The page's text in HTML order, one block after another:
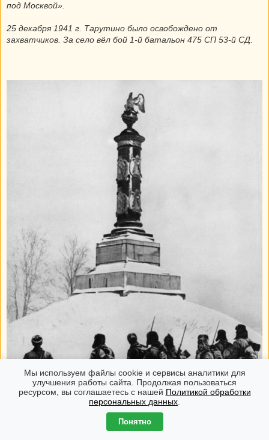
под Москвой».
25 декабря 1941 г. Тарутино было освобождено от
захватчиков. За село вёл бой 1-й батальон 475 СП 53-й СД.
Мы используем файлы cookie и сервисы аналитики для
улучшения работы сайта. Продолжая пользоваться
ресурсом, вы соглашаетесь с нашей Политикой обработки
персональных данных
Понятно